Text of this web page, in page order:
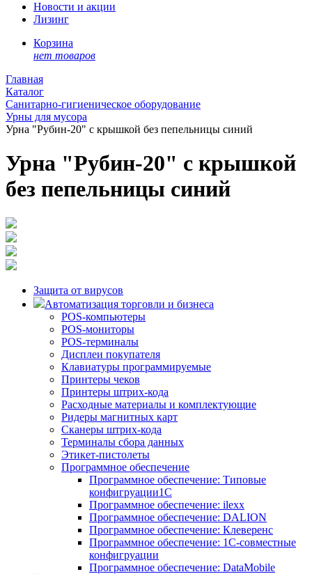
Новости и акции
Лизинг
Корзина
нет товаров
Главная
Каталог
Санитарно-гигиеническое оборудование
Урны для мусора
Урна "Рубин-20" с крышкой без пепельницы синий
Урна "Рубин-20" с крышкой
без пепельницы синий
Защита от вирусов
Автоматизация торговли и бизнеса
POS-компьютеры
POS-мониторы
POS-терминалы
Дисплеи покупателя
Клавиатуры программируемые
Принтеры чеков
Принтеры штрих-кода
Расходные материалы и комплектующие
Ридеры магнитных карт
Сканеры штрих-кода
Терминалы сбора данных
Этикет-пистолеты
Программное обеспечение
Программное обеспечение: Типовые
конфигруации1С
Программное обеспечение: ilexx
Программное обеспечение: DALION
Программное обеспечение: Клеверенс
Программное обеспечение: 1С-совместные
конфигруации
Программное обеспечение: DataMobile